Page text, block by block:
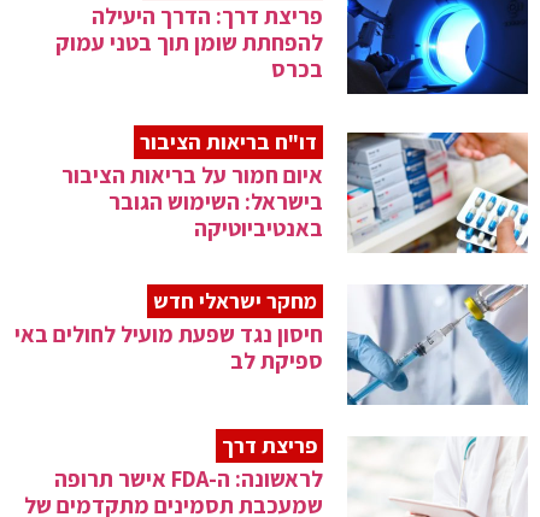
פריצת דרך: הדרך היעילה
להפחתת שומן תוך בטני עמוק
בכרס
דו"ח בריאות הציבור
איום חמור על בריאות הציבור
בישראל: השימוש הגובר
באנטיביוטיקה
מחקר ישראלי חדש
חיסון נגד שפעת מועיל לחולים באי
ספיקת לב
פריצת דרך
לראשונה: ה-FDA אישר תרופה
שמעכבת תסמינים מתקדמים של